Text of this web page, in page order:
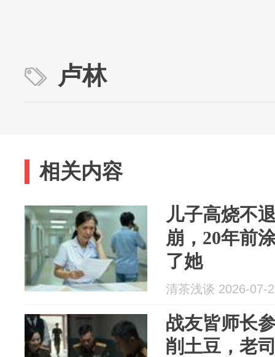
卢林
相关内容
儿子高烧不
崩，20年前
了她
清茶浅谈 2026-07-
战友皆师长
削土豆，老